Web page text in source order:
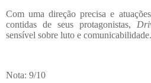
Com uma direção precisa e
contidas de seus protagonistas,
sensível sobre luto e comunicabilidade.
Nota: 9/10